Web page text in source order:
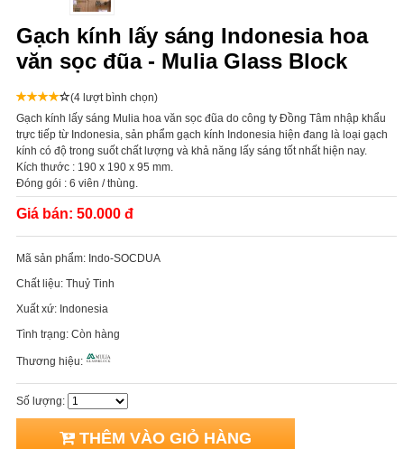
Gạch kính lấy sáng Indonesia hoa
văn sọc đũa - Mulia Glass Block
(4 lượt bình chọn)
Gạch kính lấy sáng Mulia hoa văn sọc đũa do công ty Đồng Tâm nhập khẩu
trực tiếp từ Indonesia, sản phẩm gạch kính Indonesia hiện đang là loại gạch
kính có độ trong suốt chất lượng và khả năng lấy sáng tốt nhất hiện nay.
Kích thước : 190 x 190 x 95 mm.
Đóng gói : 6 viên / thùng.
Giá bán: 50.000 đ
Mã sản phẩm: Indo-SOCDUA
Chất liệu: Thuỷ Tinh
Xuất xứ: Indonesia
Tình trạng: Còn hàng
Thương hiệu:
Số lượng:
THÊM VÀO GIỎ HÀNG